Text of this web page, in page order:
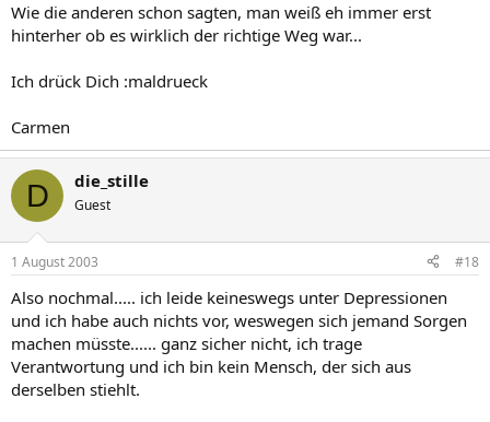
Wie die anderen schon sagten, man weiß eh immer erst
hinterher ob es wirklich der richtige Weg war...
Ich drück Dich :maldrueck
Carmen
D die_stille
Guest
1 August 2003 #18
Also nochmal..... ich leide keineswegs unter Depressionen
und ich habe auch nichts vor, weswegen sich jemand Sorgen
machen müsste...... ganz sicher nicht, ich trage
Verantwortung und ich bin kein Mensch, der sich aus
derselben stiehlt.